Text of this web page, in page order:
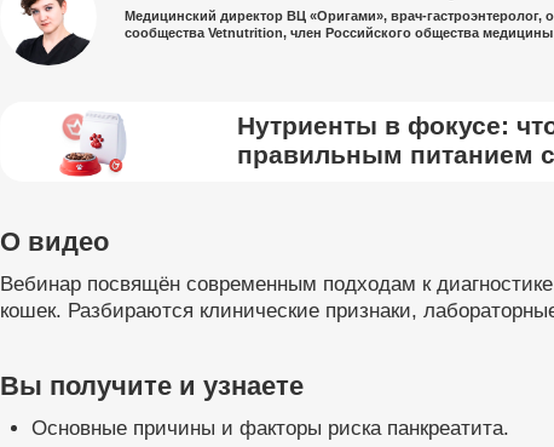
Медицинский директор ВЦ «Оригами», врач-гастроэнтеролог,
сообщества Vetnutrition, член Российского общества
Нутриенты в фокусе:
правильным питанием
О видео
Вебинар посвящён современным подходам к
кошек. Разбираются клинические признаки,
Вы получите и узнаете
Основные причины и факторы риска панкреатита.